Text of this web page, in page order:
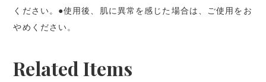
ください。●使用後、肌に異常を感じた場合は、ご使用をお
やめください。
Related Items